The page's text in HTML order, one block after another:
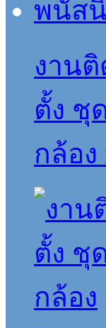
งานติ
ตั้ง ชุ
กล้อง